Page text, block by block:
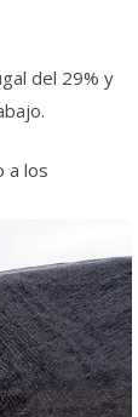
del 29% y
a los